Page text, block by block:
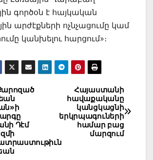
գործօն է հայկական
արժէքների ոչնչացումը կամ
կանխելու հարցում»։
Հայաստանի
հավաքականը
կանցկացնի
երկրպագուների
համար բաց
մարզում
Դէմ